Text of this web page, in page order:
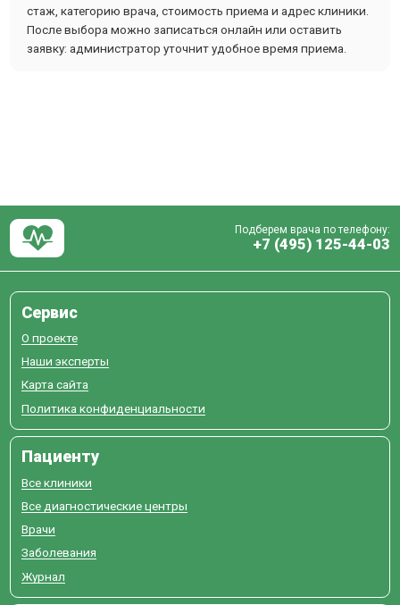
стаж, категорию врача, стоимость приема и адрес клиники.
После выбора можно записаться онлайн или оставить
заявку: администратор уточнит удобное время приема.
Подберем врача по телефону:
+7 (495) 125-44-03
Сервис
О проекте
Наши эксперты
Карта сайта
Политика конфиденциальности
Пациенту
Все клиники
Все диагностические центры
Врачи
Заболевания
Журнал